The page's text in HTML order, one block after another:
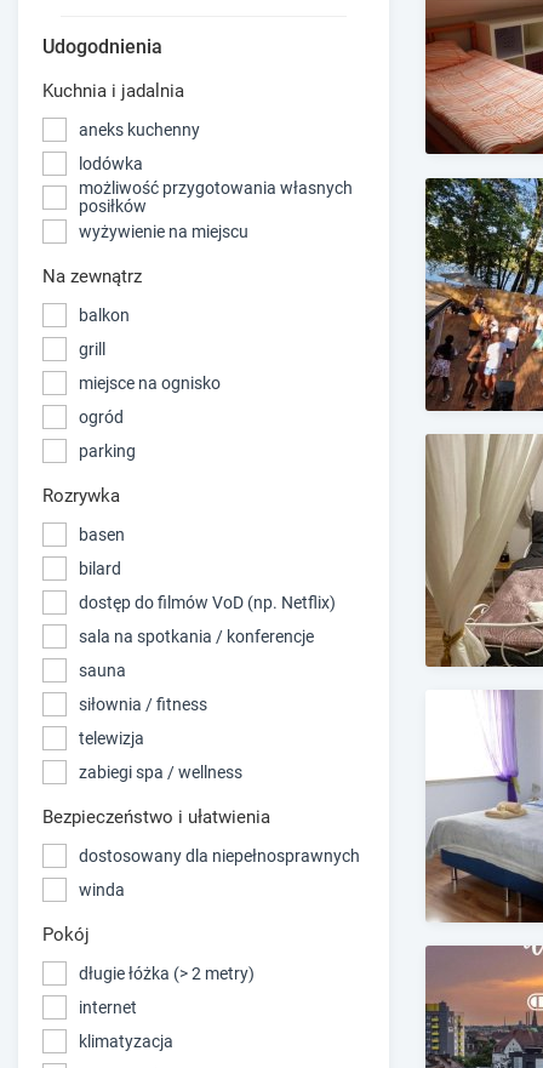
Udogodnienia
Kuchnia i jadalnia
aneks kuchenny
lodówka
możliwość przygotowania własnych
posiłków
wyżywienie na miejscu
Na zewnątrz
balkon
grill
miejsce na ognisko
ogród
parking
Rozrywka
basen
bilard
dostęp do filmów VoD (np. Netflix)
sala na spotkania / konferencje
sauna
siłownia / fitness
telewizja
zabiegi spa / wellness
Bezpieczeństwo i ułatwienia
dostosowany dla niepełnosprawnych
winda
Pokój
długie łóżka (> 2 metry)
internet
klimatyzacja